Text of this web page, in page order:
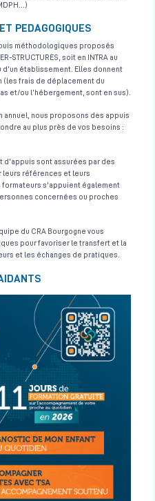
3H30 Le 15/10/2026
AFGSU de Niveau 2
présentiel Le 24/09/2026
présentiel Le 13/10/2026
: la démarche clinique, les
référence et le diagnostic
(Formation gratuite)
(TSA) : socle de
gratuite) Le 06/10/2026
PEDAGOGIQUES
méthodologiques proposés
STRUCTURES, soit en INTRA au
d’un établissement. Elles donnent
(les frais de déplacement du
et/ou l’hébergement, sont en sus).
annuel, nous proposons des appuis
au plus près de vos besoins :
d'appuis sont assurées par des
leurs références et leurs
s'appuient également
concernées ou proches
du CRA Bourgogne vous
pour favoriser le transfert et la
et les échanges de pratiques.